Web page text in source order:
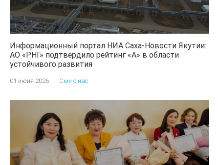
Информационный портал НИА Саха-Новости Якутии:
АО «РНГ» подтвердило рейтинг «А» в области
устойчивого развития
01 июня 2026 Сми о нас